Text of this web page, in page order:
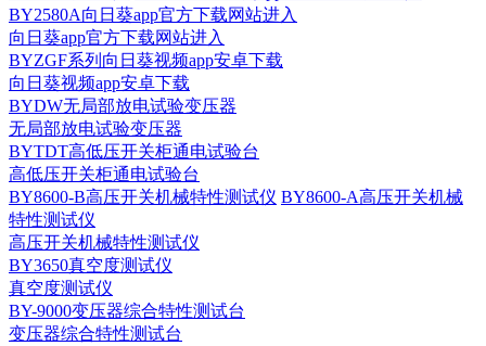
BY2580A向日葵app官方下载网站进入
向日葵app官方下载网站进入
BYZGF系列向日葵视频app安卓下载
向日葵视频app安卓下载
BYDW无局部放电试验变压器
无局部放电试验变压器
BYTDT高低压开关柜通电试验台
高低压开关柜通电试验台
BY8600-B高压开关机械特性测试仪 BY8600-A高压开关机械
特性测试仪
高压开关机械特性测试仪
BY3650真空度测试仪
真空度测试仪
BY-9000变压器综合特性测试台
变压器综合特性测试台